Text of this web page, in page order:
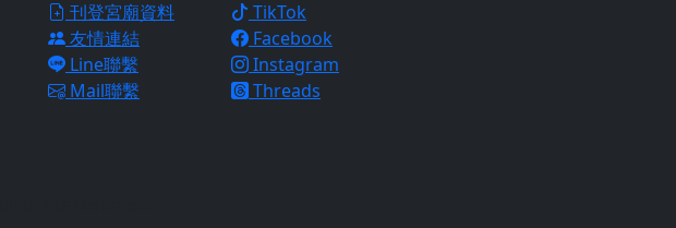
刊登宮廟資料
友情連結
Line聯繫
Mail聯繫
TikTok
Facebook
Instagram
Threads